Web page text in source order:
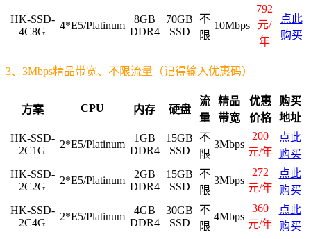
HK-SSD-
4C8G
4*E5/Platinum
8GB
DDR4
70GB
SSD
不
限
10Mbps
792
元/
年
点此
购买
3、3Mbps精品带宽、不限流量（记得输入优惠码）
方案 CPU 内存 硬盘
流
量
精品
带宽
优惠
价格
购买
地址
HK-SSD-
2C1G
2*E5/Platinum
1GB
DDR4
15GB
SSD
不
限
3Mbps
200
元/年
点此
购买
HK-SSD-
2C2G
2*E5/Platinum
2GB
DDR4
15GB
SSD
不
限
3Mbps
272
元/年
点此
购买
HK-SSD-
2C4G
2*E5/Platinum
4GB
DDR4
30GB
SSD
不
限
4Mbps
360
元/年
点此
购买